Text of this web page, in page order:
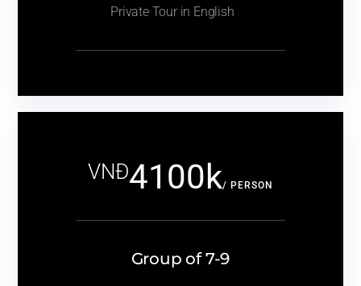
Private Tour in English
VNĐ4100k/ PERSON
Group of 7-9